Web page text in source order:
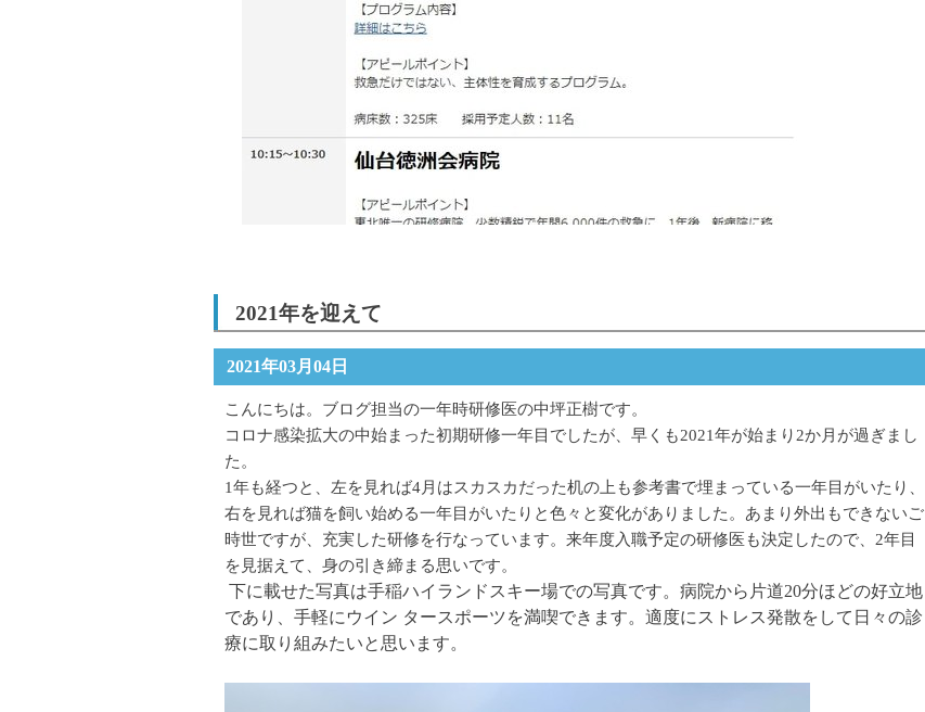
2021年を迎えて
2021年03月04日
こんにちは。ブログ担当の一年時研修医の中坪正樹です。
コロナ感染拡大の中始まった初期研修一年目でしたが、早くも2021年が始まり2か月が過ぎまし
た。
1年も経つと、左を見れば4月はスカスカだった机の上も参考書で埋まっている一年目がいたり、
右を見れば猫を飼い始める一年目がいたりと色々と変化がありました。あまり外出もできないご
時世ですが、充実した研修を行なっています。来年度入職予定の研修医も決定したので、2年目
を見据えて、身の引き締まる思いです。
下に載せた写真は手稲ハイランドスキー場での写真です。病院から片道20分ほどの好立地
であり、手軽にウイン タースポーツを満喫できます。適度にストレス発散をして日々の診
療に取り組みたいと思います。